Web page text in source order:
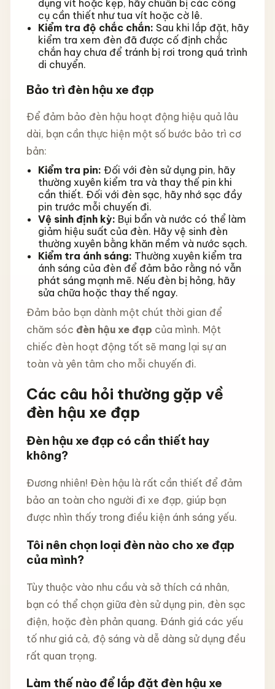
dụng vít hoặc kẹp, hãy chuẩn bị các công
cụ cần thiết như tua vít hoặc cờ lê.
Kiểm tra độ chắc chắn: Sau khi lắp đặt, hãy
kiểm tra xem đèn đã được cố định chắc
chắn hay chưa để tránh bị rơi trong quá trình
di chuyển.
Bảo trì đèn hậu xe đạp
Để đảm bảo đèn hậu hoạt động hiệu quả lâu
dài, bạn cần thực hiện một số bước bảo trì cơ
bản:
Kiểm tra pin: Đối với đèn sử dụng pin, hãy
thường xuyên kiểm tra và thay thế pin khi
cần thiết. Đối với đèn sạc, hãy nhớ sạc đầy
pin trước mỗi chuyến đi.
Vệ sinh định kỳ: Bụi bẩn và nước có thể làm
giảm hiệu suất của đèn. Hãy vệ sinh đèn
thường xuyên bằng khăn mềm và nước sạch.
Kiểm tra ánh sáng: Thường xuyên kiểm tra
ánh sáng của đèn để đảm bảo rằng nó vẫn
phát sáng mạnh mẽ. Nếu đèn bị hỏng, hãy
sửa chữa hoặc thay thế ngay.
Đảm bảo bạn dành một chút thời gian để
chăm sóc đèn hậu xe đạp của mình. Một
chiếc đèn hoạt động tốt sẽ mang lại sự an
toàn và yên tâm cho mỗi chuyến đi.
Các câu hỏi thường gặp về
đèn hậu xe đạp
Đèn hậu xe đạp có cần thiết hay
không?
Đương nhiên! Đèn hậu là rất cần thiết để đảm
bảo an toàn cho người đi xe đạp, giúp bạn
được nhìn thấy trong điều kiện ánh sáng yếu.
Tôi nên chọn loại đèn nào cho xe đạp
của mình?
Tùy thuộc vào nhu cầu và sở thích cá nhân,
bạn có thể chọn giữa đèn sử dụng pin, đèn sạc
điện, hoặc đèn phản quang. Đánh giá các yếu
tố như giá cả, độ sáng và dễ dàng sử dụng đều
rất quan trọng.
Làm thế nào để lắp đặt đèn hậu xe